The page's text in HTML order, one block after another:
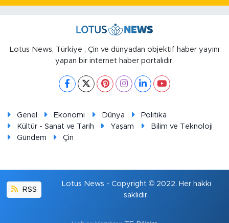
Lotus News, Türkiye , Çin ve dünyadan objektif haber yayını
yapan bir internet haber portalıdır.
Genel Ekonomi Dünya
Politika
Kültür - Sanat ve Tarih
Yaşam
Bilim ve Teknoloji
Gündem
Çin
RSS
Lotus News - Copyright © 2022. Her hakkı
saklıdır.